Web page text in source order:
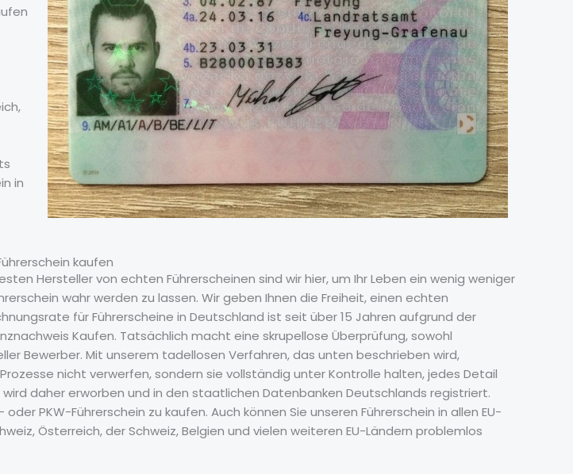
in
kaufen
Hersteller von echten Führerscheinen sind wir hier, um Ihr Leben ein wenig weniger
wahr werden zu lassen. Wir geben Ihnen die Freiheit, einen echten
für Führerscheine in Deutschland ist seit über 15 Jahren aufgrund der
Kaufen. Tatsächlich macht eine skrupellose Überprüfung, sowohl
Bewerber. Mit unserem tadellosen Verfahren, das unten beschrieben wird,
nicht verwerfen, sondern sie vollständig unter Kontrolle halten, jedes Detail
daher erworben und in den staatlichen Datenbanken Deutschlands registriert.
PKW-Führerschein zu kaufen. Auch können Sie unseren Führerschein in allen EU-
Österreich, der Schweiz, Belgien und vielen weiteren EU-Ländern problemlos